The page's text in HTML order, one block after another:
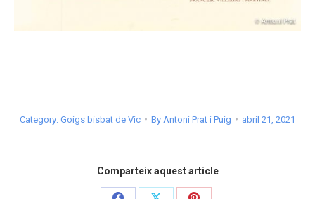
Category: Goigs bisbat de Vic By Antoni Prat i Puig abril 21, 2021
Comparteix aquest article